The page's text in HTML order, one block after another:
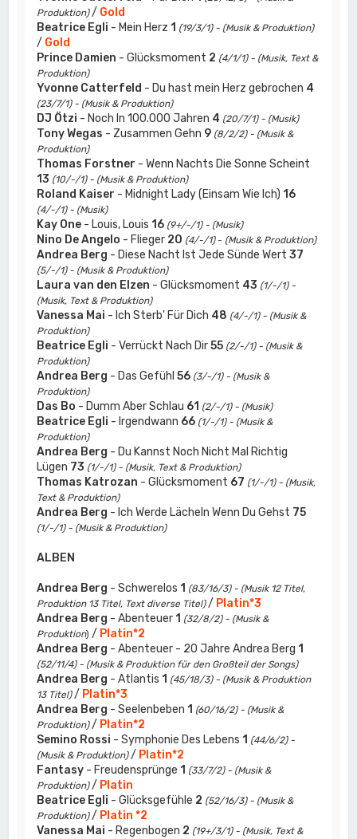
Produktion)/ Gold
Beatrice Egli - Mein Herz 1 (19/3/1) - (Musik & Produktion)
/ Gold
Prince Damien - Glücksmoment 2 (4/1/1) - (Musik, Text &
Produktion)
Yvonne Catterfeld - Du hast mein Herz gebrochen 4
(23/7/1) - (Musik & Produktion)
DJ Ötzi - Noch In 100.000 Jahren 4 (20/7/1) - (Musik)
Tony Wegas - Zusammen Gehn 9 (8/2/2) - (Musik &
Produktion)
Thomas Forstner - Wenn Nachts Die Sonne Scheint
13 (10/-/1) - (Musik & Produktion)
Roland Kaiser - Midnight Lady (Einsam Wie Ich) 16
(4/-/1) - (Musik)
Kay One - Louis, Louis 16 (9+/-/1) - (Musik)
Nino De Angelo - Flieger 20 (4/-/1)- (Musik & Produktion)
Andrea Berg - Diese Nacht Ist Jede Sünde Wert37
(5/-/1) - (Musik & Produktion)
Laura van den Elzen - Glücksmoment 43 (1/-/1) -
(Musik, Text & Produktion)
Vanessa Mai - Ich Sterb' Für Dich 48 (4/-/1) - (Musik &
Produktion)
Beatrice Egli - Verrückt Nach Dir55 (2/-/1) - (Musik &
Produktion)
Andrea Berg - Das Gefühl56 (3/-/1) - (Musik &
Produktion)
Das Bo - Dumm Aber Schlau 61 (2/-/1) - (Musik)
Beatrice Egli - Irgendwann 66 (1/-/1) - (Musik &
Produktion)
Andrea Berg - Du Kannst Noch Nicht Mal Richtig
Lügen 73 (1/-/1) - (Musik, Text & Produktion)
Thomas Katrozan - Glücksmoment 67 (1/-/1) - (Musik,
Text & Produktion)
Andrea Berg - Ich Werde Lächeln Wenn Du Gehst 75
(1/-/1) - (Musik & Produktion)
ALBEN
Andrea Berg - Schwerelos 1 (83/16/3) - (Musik 12 Titel,
Produktion 13 Titel, Text diverse Titel)/ Platin*3
Andrea Berg - Abenteuer 1 (32/8/2) - (Musik &
Produktion) / Platin*2
Andrea Berg - Abenteuer - 20 Jahre Andrea Berg 1
(52/11/4) - (Musik & Produktion für den Großteil der Songs)
Andrea Berg - Atlantis 1 (45/18/3) - (Musik & Produktion
13 Titel)/ Platin*3
Andrea Berg - Seelenbeben 1 (60/16/2) - (Musik &
Produktion)/ Platin*2
Semino Rossi - Symphonie Des Lebens 1 (44/6/2) -
(Musik & Produktion)/ Platin*2
Fantasy - Freudensprünge 1 (33/7/2) - (Musik &
Produktion)/ Platin
Beatrice Egli - Glücksgefühle 2 (52/16/3) - (Musik &
Produktion)/ Platin *2
Vanessa Mai - Regenbogen 2 (19+/3/1) - (Musik, Text &